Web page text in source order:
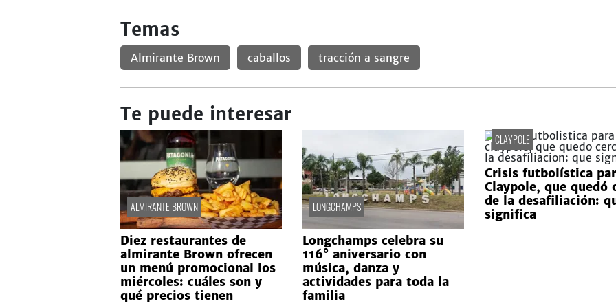
Temas
Almirante Brown caballos tracción a sangre
Te puede interesar
ALMIRANTE BROWN
Diez restaurantes de
almirante Brown ofrecen
un menú promocional los
miércoles: cuáles son y
qué precios tienen
LONGCHAMPS
Longchamps celebra su
116° aniversario con
música, danza y
actividades para toda la
familia
CLAYPOLE
Crisis futbolística
Claypole, que quedó
de la desafiliación:
significa